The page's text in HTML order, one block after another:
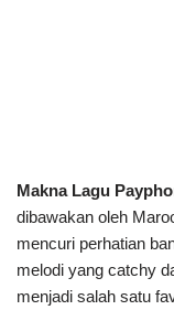
Makna Lagu
dibawakan oleh
mencuri perhatian
melodi yang catchy
menjadi salah satu